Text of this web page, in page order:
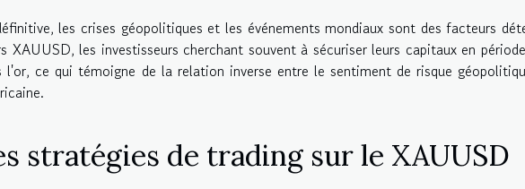
les crises géopolitiques et les événements mondiaux sont des facteurs
XAUUSD, les investisseurs cherchant souvent à sécuriser leurs capitaux en
l'or, ce qui témoigne de la relation inverse entre le sentiment de risque
stratégies de trading sur le XAUUSD